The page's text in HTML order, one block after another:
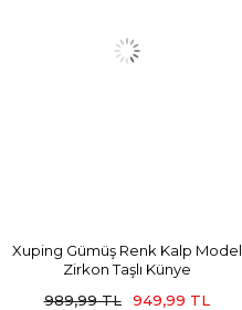
Xuping Gümüş Renk Kalp Model
Zirkon Taşlı Künye
989,99 TL
949,99 TL